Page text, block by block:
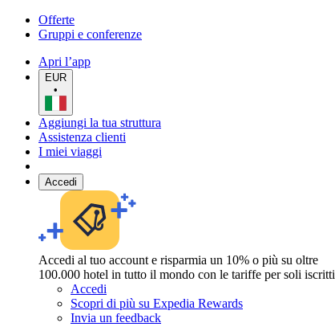
Offerte
Gruppi e conferenze
Apri l’app
EUR
•
Aggiungi la tua struttura
Assistenza clienti
I miei viaggi
Accedi
Accedi al tuo account e risparmia un 10% o più su oltre
100.000 hotel in tutto il mondo con le tariffe per soli iscritti
Accedi
Scopri di più su Expedia Rewards
Invia un feedback